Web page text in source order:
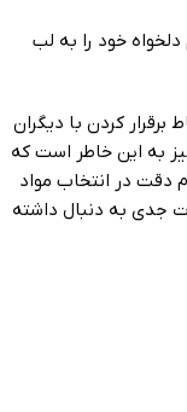
خود را به لب
کردن با دیگران
به این خاطر است که
دقت در انتخاب مواد
جدی به دنبال داشته